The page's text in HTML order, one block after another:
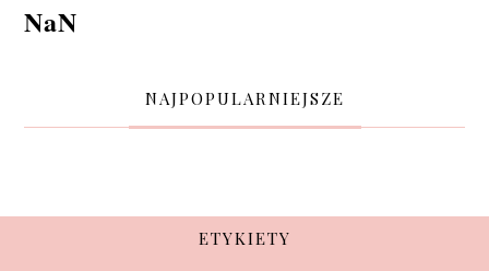
NaN
NAJPOPULARNIEJSZE
ETYKIETY